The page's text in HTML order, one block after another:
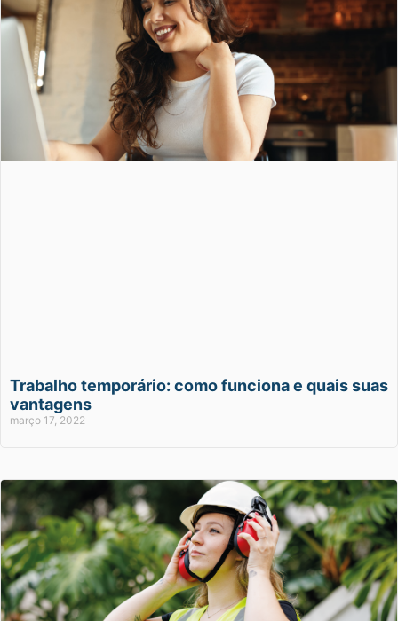
Trabalho temporário: como funciona e quais suas
vantagens
março 17, 2022